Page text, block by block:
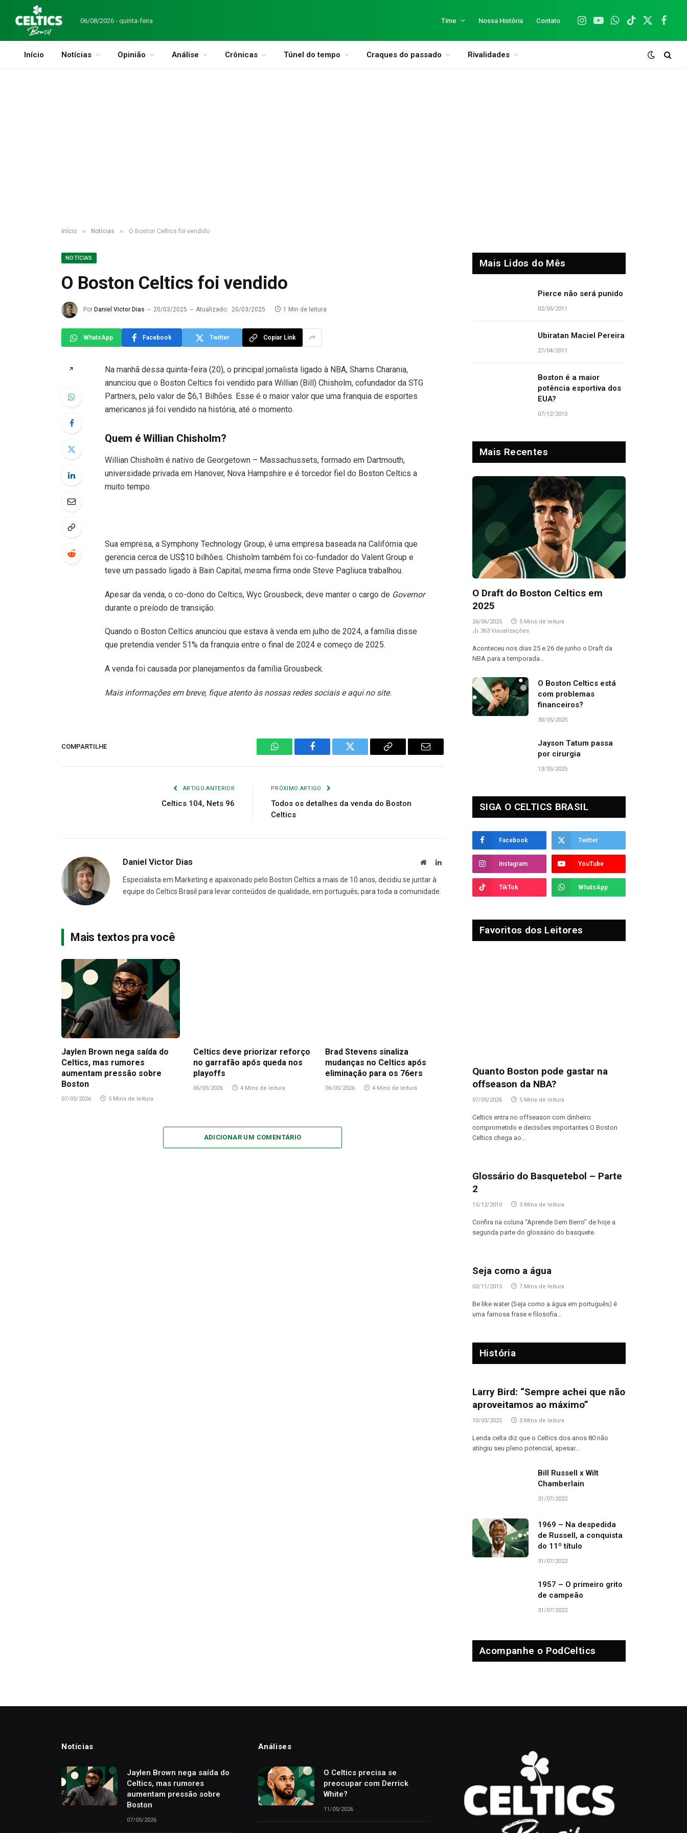
06/08/2026 - quinta-feira Time Nossa História Contato
Instagram
YouTubeWhatsApp
TikTok
X
Início Notícias Opinião Análise Crônicas Túnel do tempo Craques do passado Rivalidades
Início » Notícias » O Boston Celtics foi vendido
NOTÍCIAS
O Boston Celtics foi vendido
Por Daniel Victor Dias 20/03/2025 Atualizado: 20/03/2025 1 Min de leitura
WhatsApp Facebook Twitter Copiar Link
↗
Na manhã dessa quinta-feira (20), o principal jornalista ligado à NBA, Shams Charania,
anunciou que o Boston Celtics foi vendido para Willian (Bill) Chisholm, cofundador da STG
Partners, pelo valor de $6,1 Bilhões. Esse é o maior valor que uma franquia de esportes
americanos já foi vendido na história, até o momento.
Quem é Willian Chisholm?
Willian Chisholm é nativo de Georgetown – Massachussets, formado em Dartmouth,
universidade privada em Hanover, Nova Hampshire e é torcedor fiel do Boston Celtics a
muito tempo.
Sua empresa, a Symphony Technology Group, é uma empresa baseada na Califórnia que
gerencia cerca de US$10 bilhões. Chisholm também foi co-fundador do Valent Group e
teve um passado ligado à Bain Capital, mesma firma onde Steve Pagliuca trabalhou.
Apesar da venda, o co-dono do Celtics, Wyc Grousbeck, deve manter o cargo de Governor
durante o preíodo de transição.
Quando o Boston Celtics anunciou que estava à venda em julho de 2024, a família disse
que pretendia vender 51% da franquia entre o final de 2024 e começo de 2025.
A venda foi causada por planejamentos da família Grousbeck.
Mais informações em breve, fique atento às nossas redes sociais e aqui no site.
COMPARTILHE
WhatsAppFacebook Twitter
Copiar
E-
ARTIGO ANTERIOR
Celtics 104, Nets 96
PRÓXIMO ARTIGO
Todos os detalhes da venda do Boston
Celtics
Daniel Victor Dias Site LinkedIn
Especialista em Marketing e apaixonado pelo Boston Celtics a mais de 10 anos, decidiu se juntar à
equipe do Celtics Brasil para levar conteúdos de qualidade, em português, para toda a comunidade.
Mais textos pra você
Jaylen Brown nega saída do
Celtics, mas rumores
aumentam pressão sobre
Boston
07/05/2026 5 Mins de leitura
Celtics deve priorizar reforço
no garrafão após queda nos
playoffs
06/05/2026 4 Mins de leitura
Brad Stevens sinaliza
mudanças no Celtics após
eliminação para os 76ers
06/05/2026 4 Mins de leitura
ADICIONAR UM COMENTÁRIO
Mais Lidos do Mês
Pierce não será punido
02/05/2011
Ubiratan Maciel Pereira
27/04/2011
Boston é a maior
potência esportiva dos
EUA?
07/12/2010
Mais Recentes
O Draft do Boston Celtics em
2025
26/06/2025
5 Mins de leitura
363 Visualizações
Aconteceu nos dias 25 e 26 de junho o Draft da
NBA para a temporada…
O Boston Celtics está
com problemas
financeiros?
30/05/2025
Jayson Tatum passa
por cirurgia
13/05/2025
SIGA O CELTICS BRASIL
Facebook Twitter
Instagram YouTube
TikTok WhatsApp
Favoritos dos Leitores
Quanto Boston pode gastar na
offseason da NBA?
07/05/2026 5 Mins de leitura
Celtics entra no offseason com dinheiro
comprometido e decisões importantes O Boston
Celtics chega ao…
Glossário do Basquetebol – Parte
2
15/12/2010 3 Mins de leitura
Confira na coluna “Aprende Sem Berro” de hoje a
segunda parte do glossário do basquete.
Seja como a água
02/11/2015 7 Mins de leitura
Be like water (Seja como a água em português) é
uma famosa frase e filosofia…
História
Larry Bird: “Sempre achei que não
aproveitamos ao máximo”
10/03/2025 3 Mins de leitura
Lenda celta diz que o Celtics dos anos 80 não
atingiu seu pleno potencial, apesar…
Bill Russell x Wilt
Chamberlain
31/07/2022
1969 – Na despedida
de Russell, a conquista
do 11º título
31/07/2022
1957 – O primeiro grito
de campeão
31/07/2022
Acompanhe o PodCeltics
Notícias
Jaylen Brown nega saída do
Celtics, mas rumores
aumentam pressão sobre
Boston
07/05/2026
Análises
O Celtics precisa se
preocupar com Derrick
White?
11/05/2026